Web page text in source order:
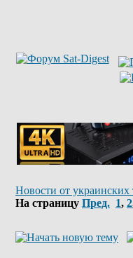
Новости от украинских
На страницу Пред. 1, 2